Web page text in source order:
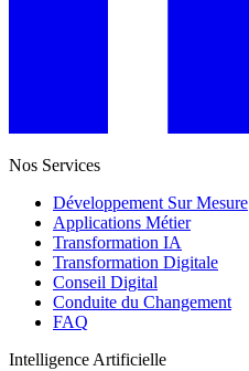
Nos Services
Développement Sur Mesure
Applications Métier
Transformation IA
Transformation Digitale
Conseil Digital
Conduite du Changement
FAQ
Intelligence Artificielle